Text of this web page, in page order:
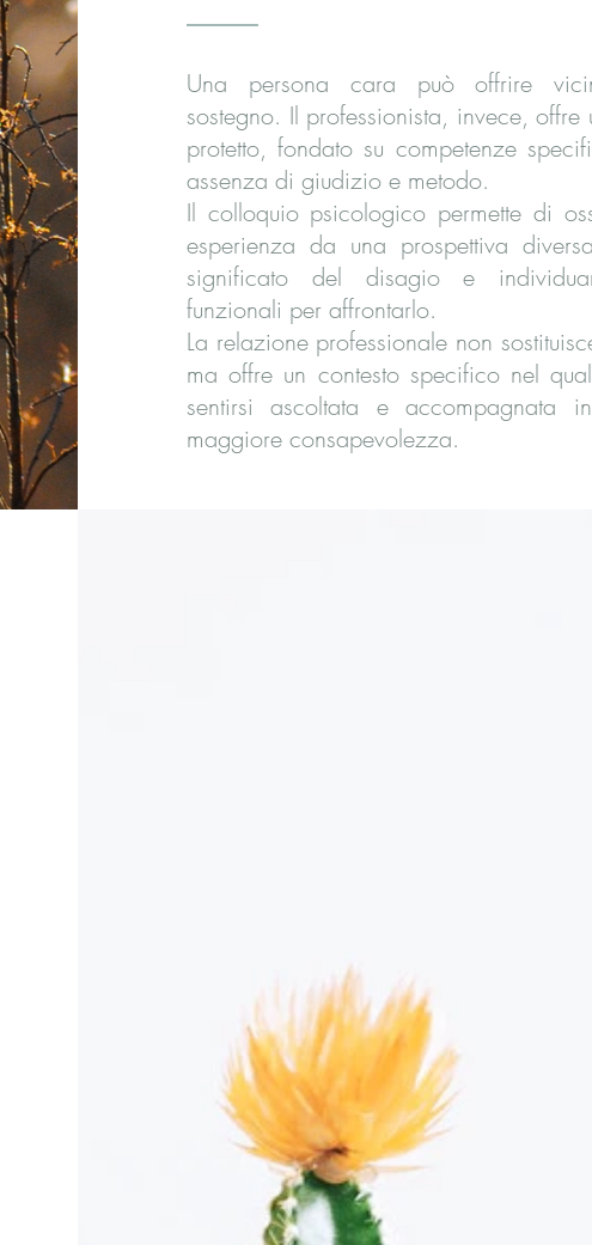
Una persona cara può offrire
sostegno. Il professionista, invece,
protetto, fondato su competenze
assenza di giudizio e metodo.
Il colloquio psicologico permette di
esperienza da una prospettiva
significato del disagio e
funzionali per affrontarlo.
La relazione professionale non
ma offre un contesto specifico nel
sentirsi ascoltata e accompagnata
maggiore consapevolezza.